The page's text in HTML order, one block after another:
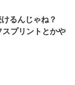
るんじゃね？
プリントとかや